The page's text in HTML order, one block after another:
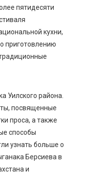
пятидесяти
кухни,
приготовлению
Уилского района.
посвященные
проса, а также
способы
узнать больше о
Берсиева в
и